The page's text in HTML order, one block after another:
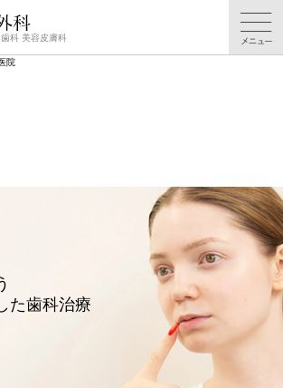
科 美容皮膚科
院
覧
歯科
症例写真
た歯科治療